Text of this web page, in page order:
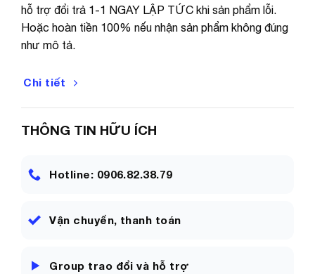
Led hiển thị: 21mm × 8mm
Xin quý khách vui lòng đọc kỹ mô tả sản phẩm (hoặc
hỏi tư vấn) trước khi mua, tránh trường hợp sau khi đặt
hàng xong lại không nhận hàng hoặc trả hàng tội shop
SHOP CAM KẾT
hoặc gửi thiếu hàng. (Quý khách vui lòng quay lại Video
– Bảo hành theo quy định, lỗi 1 đổi 1 trong 30 ngày đầu
hỗ trợ đổi trả 1-1 NGAY LẬP TỨC khi sản phẩm lỗi.
Hoặc hoàn tiền 100% nếu nhận sản phẩm không đúng
như mô tả.
Chi tiết
THÔNG TIN HỮU ÍCH
Hotline: 0906.82.38.79
Vận chuyển, thanh toán
Group trao đổi và hỗ trợ